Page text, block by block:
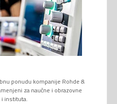
ponudu kompanije Rohde &
za naučne i obrazovne
instituta.